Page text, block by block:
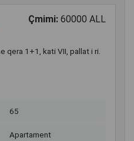
Çmimi: 60000 ALL
qera 1+1, kati VII, pallat i ri.
65
Apartament